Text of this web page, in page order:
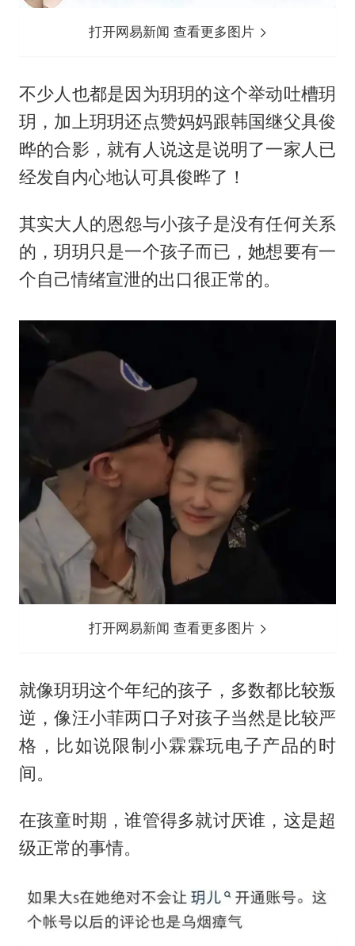
打开网易新闻 查看更多图片
不少人也都是因为玥玥的这个举动吐槽玥
玥，加上玥玥还点赞妈妈跟韩国继父具俊
晔的合影，就有人说这是说明了一家人已
经发自内心地认可具俊晔了！
其实大人的恩怨与小孩子是没有任何关系
的，玥玥只是一个孩子而已，她想要有一
个自己情绪宣泄的出口很正常的。
打开网易新闻 查看更多图片
就像玥玥这个年纪的孩子，多数都比较叛
逆，像汪小菲两口子对孩子当然是比较严
格，比如说限制小霖霖玩电子产品的时
间。
在孩童时期，谁管得多就讨厌谁，这是超
级正常的事情。